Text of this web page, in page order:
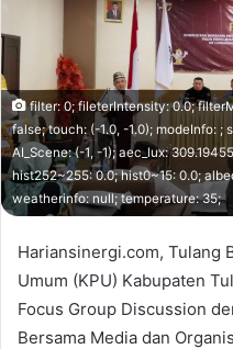
filter: 0; fileterIntensity: 0.0;
false; touch: (-1.0, -1.0); modeInfo: ;
AI_Scene: (-1, -1); aec_lux:
hist252~255: 0.0; hist0~15: 0.0;
weatherinfo: null; temperature: 35;
Hariansinergi.com, Tulang
Umum (KPU) Kabupaten
Focus Group Discussion
Bersama Media dan